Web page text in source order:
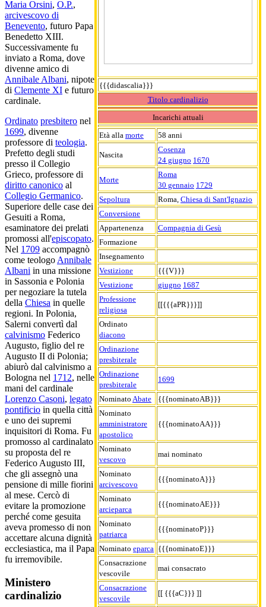
{{{didascalia}}}
Titolo cardinalizio
Incarichi attuali
Età alla morte 58 anni
Nascita
Cosenza
24 giugno 1670
Morte
Roma
30 gennaio 1729
Sepoltura
Roma, Chiesa di Sant'Ignazio
Conversione
Appartenenza
Compagnia di Gesù
Formazione
Insegnamento
Vestizione
{{{V}}}
Vestizione
giugno 1687
Professione
religiosa
[[{{{aPR}}}]]
Ordinato
diacono
Ordinazione
presbiterale
Ordinazione
presbiterale
1699
Nominato Abate
{{{nominatoAB}}}
Nominato
amministratore
apostolico
{{{nominatoAA}}}
Nominato
vescovo
mai nominato
Nominato
arcivescovo
{{{nominatoA}}}
Nominato
arcieparca
{{{nominatoAE}}}
Nominato
patriarca
{{{nominatoP}}}
Nominato eparca {{{nominatoE}}}
Consacrazione
vescovile
mai consacrato
Consacrazione
vescovile
[[ {{{aC}}} ]]
Maria Orsini, O.P.,
arcivescovo di
Benevento, futuro Papa
Benedetto XIII.
Successivamente fu
inviato a Roma, dove
divenne amico di
Annibale Albani, nipote
di Clemente XI e futuro
cardinale.
Ordinato presbitero nel
1699, divenne
professore di teologia.
Prefetto degli studi
presso il Collegio
Grieco, professore di
diritto canonico al
Collegio Germanico.
Superiore delle case dei
Gesuiti a Roma,
esaminatore dei prelati
promossi all'episcopato.
Nel 1709 accompagnò
come teologo Annibale
Albani in una missione
in Sassonia e Polonia
per negoziare la tutela
della Chiesa in quelle
regioni. In Polonia,
Salerni convertì dal
calvinismo Federico
Augusto, figlio del re
Augusto II di Polonia;
abiurò dal calvinismo a
Bologna nel 1712, nelle
mani del cardinale
Lorenzo Casoni, legato
pontificio in quella città
e uno dei supremi
inquisitori di Roma. Fu
promosso al cardinalato
su proposta del re
Federico Augusto III,
che gli assegnò una
pensione di mille fiorini
al mese. Cercò di
evitare la promozione
perché come gesuita
aveva promesso di non
accettare alcuna dignità
ecclesiastica, ma il Papa
fu irremovibile.
Ministero
cardinalizio